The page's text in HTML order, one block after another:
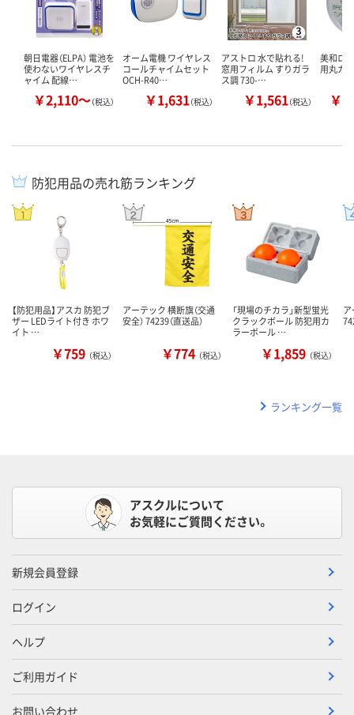
朝日電器（ELPA） 電池を
使わないワイヤレスチ
ャイム 配線…
￥2,110～（税込）
オーム電機 ワイヤレス
コールチャイムセット
OCH-R40…
￥1,631（税込）
アストロ 水で貼れる!
窓用フィルム すりガラ
ス調 730-…
￥1,561（税込）
美和ロ
用丸カ
￥
防犯用品の売れ筋ランキング
【防犯用品】アスカ 防犯ブ
ザー LEDライト付き ホワ
イト …
￥759 （税込）
アーテック 横断旗（交通
安全） 74239（直送品）
￥774 （税込）
「現場のチカラ」新型蛍光
クラックボール 防犯用カ
ラーボール …
￥1,859 （税込）
ランキング一覧
アスクルについて
お気軽にご質問ください。
新規会員登録
ログイン
ヘルプ
ご利用ガイド
お問い合わせ